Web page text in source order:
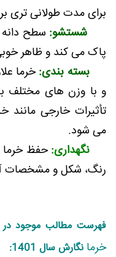
برای مدت طولانی تری
شستشو: سطح دانه
پاک می کند و ظاهر
بسته بندی:خرما
و با وزن های مختلف
تأثیرات خارجی
می شود.
نگهداری:حفظ خرما
رنگ، شکل و مشخصات
فهرست مطالب موجود
خرما نگارش سال 1401: